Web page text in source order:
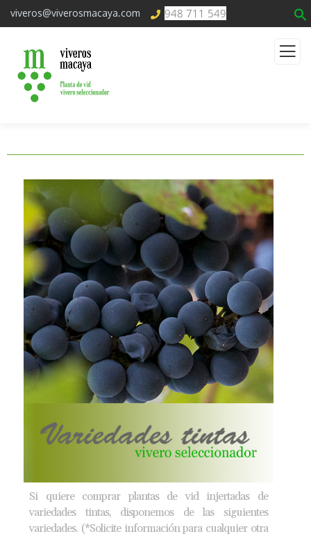
viveros@viverosmacaya.com 948 711 549
Si quiere comprar plantas de vid injertadas de
variedades tintas, disponemos de las siguientes
variedades. (*Solicite información para cualquier otra